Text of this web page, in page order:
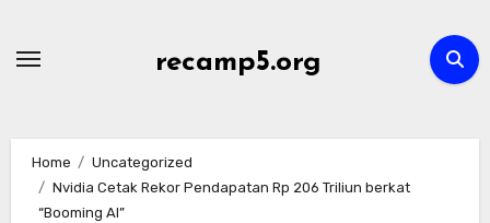
recamp5.org
Home
Uncategorized
Nvidia Cetak Rekor Pendapatan Rp 206 Triliun berkat
“Booming AI”